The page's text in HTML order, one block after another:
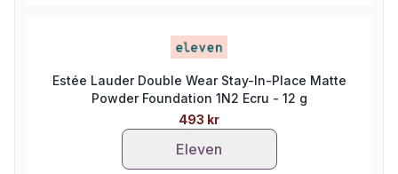
Estée Lauder Double Wear Stay-In-Place Matte
Powder Foundation 1N2 Ecru - 12 g
493 kr
Eleven